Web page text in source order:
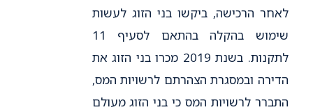
לאחר הרכישה, ביקשו בני הזוג לעשות
שימוש בהקלה בהתאם לסעיף 11
לתקנות. בשנת 2019 מכרו בני הזוג את
הדירה ובמסגרת הצהרתם לרשויות המס,
התברר לרשויות המס כי בני הזוג מעולם